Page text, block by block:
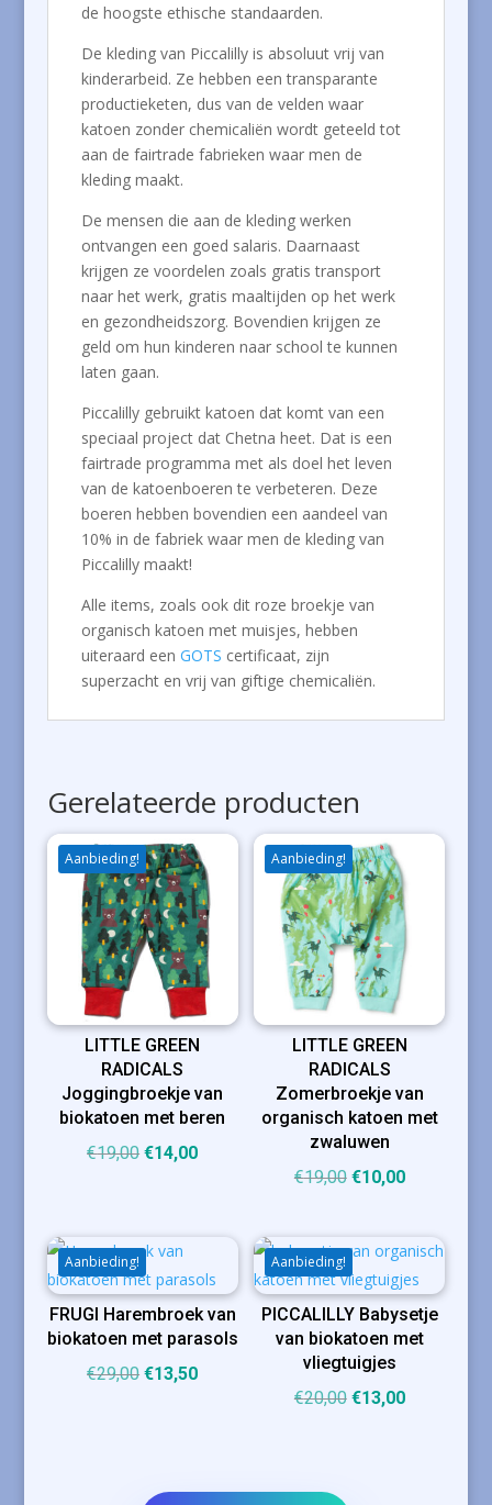
de hoogste ethische standaarden.
De kleding van Piccalilly is absoluut vrij van
kinderarbeid. Ze hebben een transparante
productieketen, dus van de velden waar
katoen zonder chemicaliën wordt geteeld tot
aan de fairtrade fabrieken waar men de
kleding maakt.
De mensen die aan de kleding werken
ontvangen een goed salaris. Daarnaast
krijgen ze voordelen zoals gratis transport
naar het werk, gratis maaltijden op het werk
en gezondheidszorg. Bovendien krijgen ze
geld om hun kinderen naar school te kunnen
laten gaan.
Piccalilly gebruikt katoen dat komt van een
speciaal project dat Chetna heet. Dat is een
fairtrade programma met als doel het leven
van de katoenboeren te verbeteren. Deze
boeren hebben bovendien een aandeel van
10% in de fabriek waar men de kleding van
Piccalilly maakt!
Alle items, zoals ook dit roze broekje van
organisch katoen met muisjes, hebben
uiteraard een GOTS certificaat, zijn
superzacht en vrij van giftige chemicaliën.
Gerelateerde producten
Aanbieding!
LITTLE GREEN
RADICALS
Joggingbroekje van
biokatoen met beren
€19,00 Oorspronkelijke
€14,00Huidige
Aanbieding!
LITTLE GREEN
RADICALS
Zomerbroekje van
organisch katoen met
zwaluwen
€19,00 Oorspronkelijke
€19,00.
€10,00Huidige
€10,00.
Aanbieding!
FRUGI Harembroek van
biokatoen met parasols
€29,00 Oorspronkelijke
€13,50Huidige
Aanbieding!
PICCALILLY Babysetje
van biokatoen met
vliegtuigjes
€20,00 Oorspronkelijke
€13,00Huidige